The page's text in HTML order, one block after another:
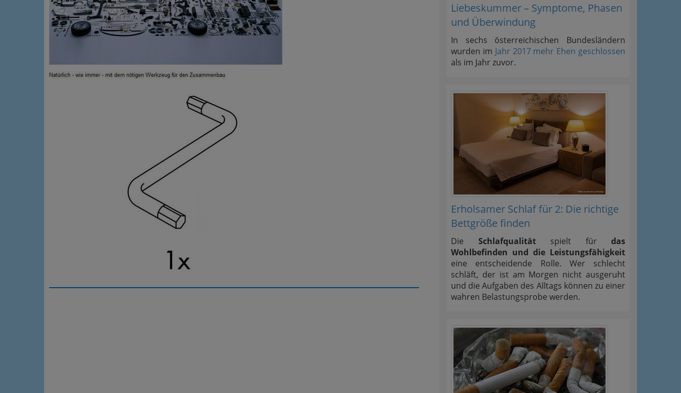
Liebeskummer – Symptome, Phasen
und Überwindung
In sechs österreichischen Bundesländern
wurden im Jahr 2017 mehr Ehen geschlossen
als im Jahr zuvor.
Erholsamer Schlaf für 2: Die richtige
Bettgröße finden
Die Schlafqualitätspielt für das
Wohlbefinden und die Leistungsfähigkeit
eine entscheidende Rolle. Wer schlecht
schläft, der ist am Morgen nicht ausgeruht
und die Aufgaben des Alltags können zu einer
wahren Belastungsprobe werden.